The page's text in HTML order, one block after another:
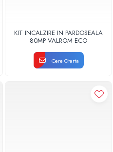
KIT INCALZIRE IN PARDOSEALA
80MP VALROM ECO
Cere Oferta